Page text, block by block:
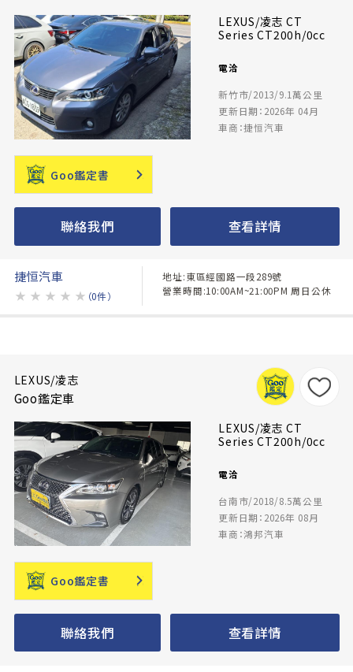
LEXUS/凌志 CT
Series CT200h/0cc
電洽
新竹市/2013/9.1萬公里
更新日期：2026年 04月
車商：捷恒汽車
Goo鑑定書
聯絡我們 查看詳情
捷恒汽車
★ ★ ★ ★ ★ （0件）
地址:東區經國路一段289號
營業時間:10:00AM~21:00PM 周日公休
LEXUS/凌志
Goo鑑定車
LEXUS/凌志 CT
Series CT200h/0cc
電洽
台南市/2018/8.5萬公里
更新日期：2026年 08月
車商：鴻邦汽車
Goo鑑定書
聯絡我們 查看詳情